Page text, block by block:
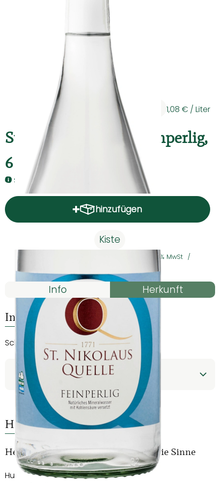
Vorratskammer
Haushalt & Co
Hoffest 2026
Unser Hof
Hauslieferservice - So geht's
St. Nikolaus Quelle feinperlig,
6 x 1 l
Schwollener - Wasser für die Sinne
6,49 € 1,08 € / Liter
hinzufügen
Produkt zum Warenkorb
Kiste
19% MwSt
Rezepte
Info Herkunft
Entdecke passende Rezepte Es wurden
Info
Schwollener - Wasser für die Sinne
Produktinformationen
Herkunft
Hersteller: Schwollener - Wasser für die Sinne
Hunsrück